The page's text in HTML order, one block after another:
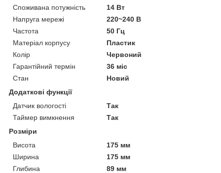
Споживана потужність
14 Вт
Напруга мережі
220~240 В
Частота
50 Гц
Матеріал корпусу
Пластик
Колір
Червоний
Гарантійний термін
36 міс
Стан
Новий
Додаткові функції
Датчик вологості
Так
Таймер вимкнення
Так
Розміри
Висота
175 мм
Ширина
175 мм
Глибина
89 мм